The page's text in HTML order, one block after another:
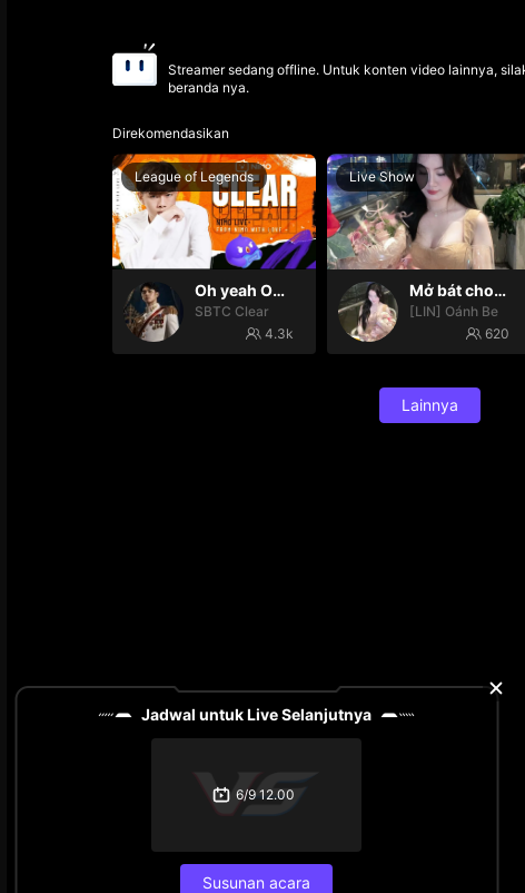
Streamer sedang offline. Untuk konten video lainnya,
beranda nya.
Direkomendasikan
League of Legends
Oh yeah Oh yeah
SBTC Clear
4.3k
Live Show
Mở bát cho iêm đi😚
[LIN] Oánh Be
620
Lainnya
Jadwal untuk Live Selanjutnya
6/9 12.00
Susunan acara